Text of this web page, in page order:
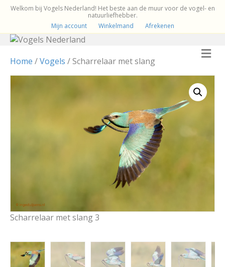
Welkom bij Vogels Nederland! Het beste aan de muur voor de vogel- en
natuurliefhebber.
Mijn account
Winkelmand Afrekenen
M
e
n
u
Home /Vogels / Scharrelaar met slang
Scharrelaar met slang 3